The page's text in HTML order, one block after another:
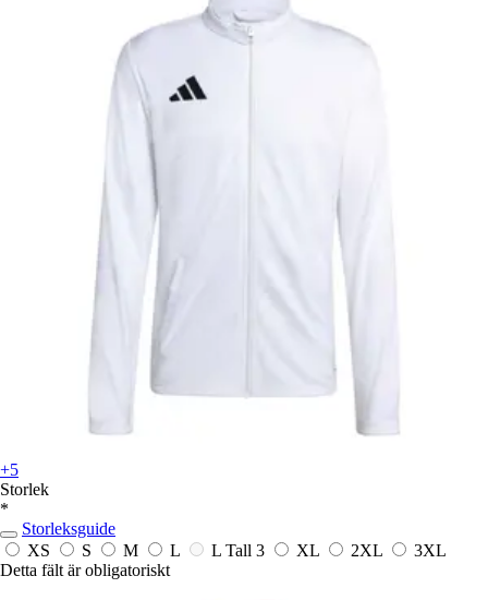
+5
Storlek
*
Storleksguide
XS
S M L L Tall 3 XL 2XL
3XL
Detta fält är obligatoriskt